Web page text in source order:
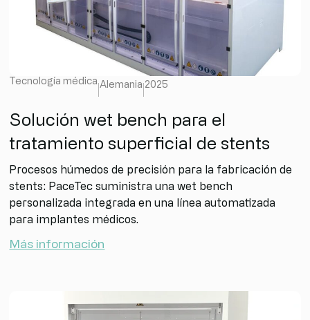
Tecnología médica Alemania 2025
Solución wet bench para el
tratamiento superficial de stents
Procesos húmedos de precisión para la fabricación de
stents: PaceTec suministra una wet bench
personalizada integrada en una línea automatizada
para implantes médicos.
Más información